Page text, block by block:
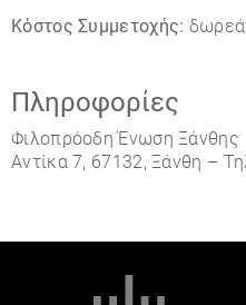
Κόστος Συμμετοχής:
Πληροφορίες
Φιλοπρόοδη Ένωση Ξάνθης
Αντίκα 7, 67132, Ξάνθη –